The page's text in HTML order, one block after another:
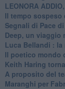
​LEONORA
Il tempo
Segnali di Pace
​Deep, un viaggio
​Luca Bellandi :
​Il poetico mondo
​Keith Haring
​A proposito del
Maranghi per